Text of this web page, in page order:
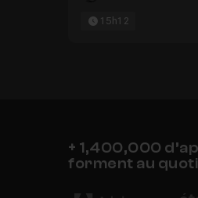
15h12
+ 1,400,000
forment au